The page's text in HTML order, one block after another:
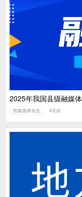
2025年我国县级融媒
智媒视界杂志 4天前